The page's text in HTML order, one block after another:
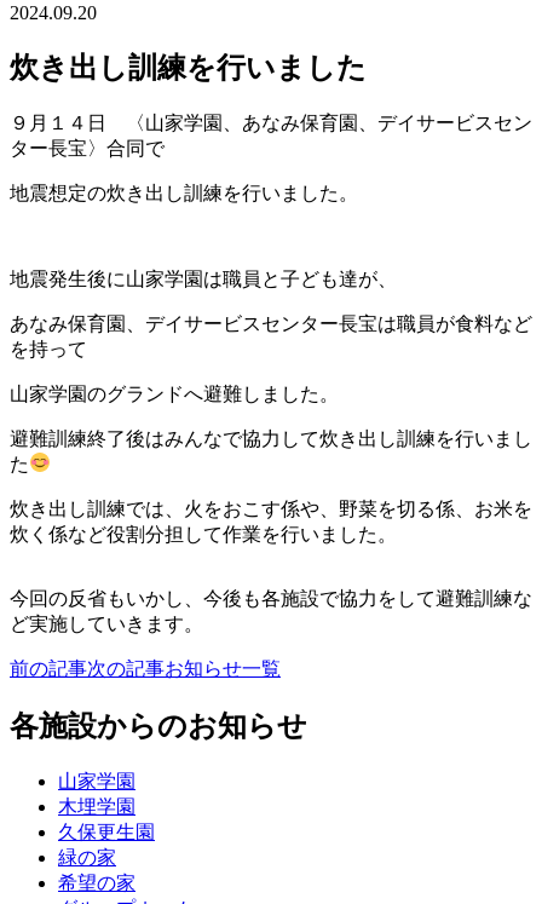
2024.09.20
炊き出し訓練を行いました
９月１４日 〈山家学園、あなみ保育園、デイサービスセン
ター長宝〉合同で
地震想定の炊き出し訓練を行いました。
地震発生後に山家学園は職員と子ども達が、
あなみ保育園、デイサービスセンター長宝は職員が食料など
を持って
山家学園のグランドへ避難しました。
避難訓練終了後はみんなで協力して炊き出し訓練を行いまし
た
炊き出し訓練では、火をおこす係や、野菜を切る係、お米を
炊く係など役割分担して作業を行いました。
今回の反省もいかし、今後も各施設で協力をして避難訓練な
ど実施していきます。
前の記事次の記事お知らせ一覧
各施設からのお知らせ
山家学園
木埋学園
久保更生園
緑の家
希望の家